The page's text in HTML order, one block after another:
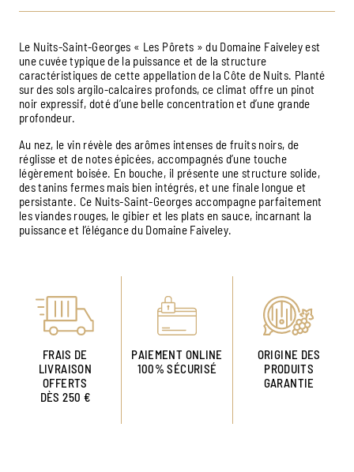
Le Nuits-Saint-Georges « Les Pôrets » du Domaine Faiveley est
une cuvée typique de la puissance et de la structure
caractéristiques de cette appellation de la Côte de Nuits. Planté
sur des sols argilo-calcaires profonds, ce climat offre un pinot
noir expressif, doté d’une belle concentration et d’une grande
profondeur.
Au nez, le vin révèle des arômes intenses de fruits noirs, de
réglisse et de notes épicées, accompagnés d’une touche
légèrement boisée. En bouche, il présente une structure solide,
des tanins fermes mais bien intégrés, et une finale longue et
persistante. Ce Nuits-Saint-Georges accompagne parfaitement
les viandes rouges, le gibier et les plats en sauce, incarnant la
puissance et l’élégance du Domaine Faiveley.
FRAIS DE
LIVRAISON
OFFERTS
DÈS 250 €
PAIEMENT ONLINE
100% SÉCURISÉ
ORIGINE DES
PRODUITS
GARANTIE